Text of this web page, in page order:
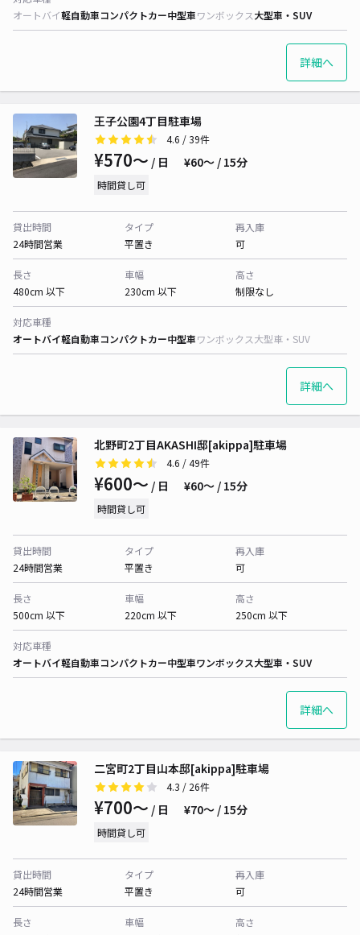
オートバイ軽自動車コンパクトカー中型車ワンボックス大型車・SUV
詳細へ
王子公園4丁目駐車場
4.6 / 39件
¥570〜 / 日 ¥60〜 / 15分
時間貸し可
貸出時間
24時間営業
タイプ
平置き
再入庫
可
長さ
480cm 以下
車幅
230cm 以下
高さ
制限なし
対応車種
オートバイ軽自動車コンパクトカー中型車ワンボックス大型車・SUV
詳細へ
北野町2丁目AKASHI邸[akippa]駐車場
4.6 / 49件
¥600〜 / 日 ¥60〜 / 15分
時間貸し可
貸出時間
24時間営業
タイプ
平置き
再入庫
可
長さ
500cm 以下
車幅
220cm 以下
高さ
250cm 以下
対応車種
オートバイ軽自動車コンパクトカー中型車ワンボックス大型車・SUV
詳細へ
二宮町2丁目山本邸[akippa]駐車場
4.3 / 26件
¥700〜 / 日 ¥70〜 / 15分
時間貸し可
貸出時間
24時間営業
タイプ
平置き
再入庫
可
長さ
車幅
高さ